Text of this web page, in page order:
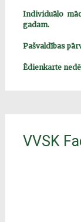
Individuālo
gadam.
Pašvaldības
Ēdienkarte
VVSK